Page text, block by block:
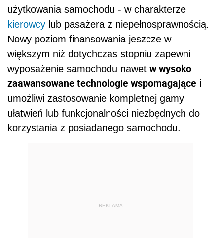
użytkowania samochodu - w charakterze
kierowcy lub pasażera z niepełnosprawnością.
Nowy poziom finansowania jeszcze w
większym niż dotychczas stopniu zapewni
wyposażenie samochodu nawet w wysoko
zaawansowane technologie wspomagające i
umożliwi zastosowanie kompletnej gamy
ułatwień lub funkcjonalności niezbędnych do
korzystania z posiadanego samochodu.
REKLAMA